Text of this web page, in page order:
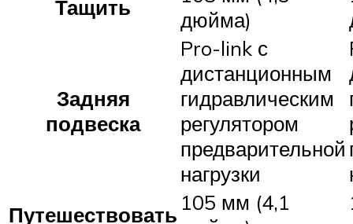
Тащить
дюйма)
Задняя
подвеска
Pro-link с
дистанционным
гидравлическим
регулятором
предварительной
нагрузки
Путешествовать 105 мм (4,1